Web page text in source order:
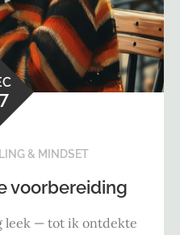
& MINDSET
voorbereiding
leek — tot ik ontdekte